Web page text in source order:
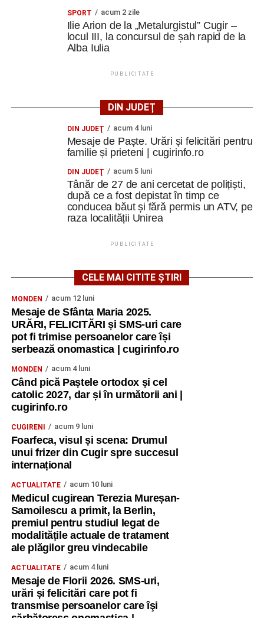
SPORT acum 2 zile
Ilie Arion de la „Metalurgistul” Cugir –
locul III, la concursul de șah rapid de la
Alba Iulia
PUBLICITATE
DIN JUDEȚ
DIN JUDEŢ acum 4 luni
Mesaje de Paște. Urări și felicitări pentru
familie și prieteni | cugirinfo.ro
DIN JUDEŢ acum 5 luni
Tânăr de 27 de ani cercetat de polițiști,
după ce a fost depistat în timp ce
conducea băut și fără permis un ATV, pe
raza localității Unirea
PUBLICITATE
CELE MAI CITITE ȘTIRI
MONDEN acum 12 luni
Mesaje de Sfânta Maria 2025.
URĂRI, FELICITĂRI și SMS-uri care
pot fi trimise persoanelor care își
serbează onomastica | cugirinfo.ro
MONDEN acum 4 luni
Când pică Paștele ortodox și cel
catolic 2027, dar și în următorii ani |
cugirinfo.ro
CUGIRENI acum 9 luni
Foarfeca, visul și scena: Drumul
unui frizer din Cugir spre succesul
internațional
ACTUALITATE acum 10 luni
Medicul cugirean Terezia Mureșan-
Samoilescu a primit, la Berlin,
premiul pentru studiul legat de
modalitățile actuale de tratament
ale plăgilor greu vindecabile
ACTUALITATE acum 4 luni
Mesaje de Florii 2026. SMS-uri,
urări și felicitări care pot fi
transmise persoanelor care îşi